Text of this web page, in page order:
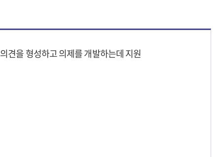
견을 형성하고 의제를 개발하는데 지원